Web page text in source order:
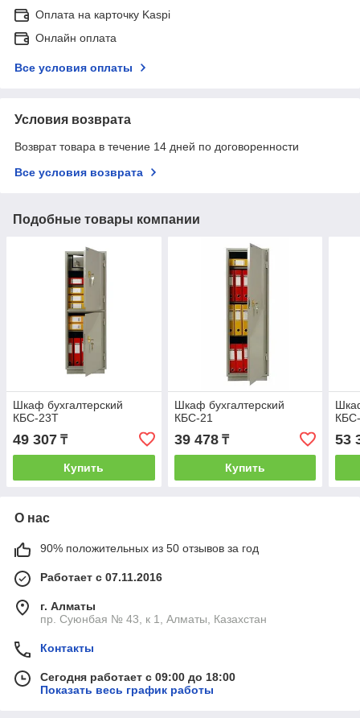
Оплата на карточку Kaspi
Онлайн оплата
Все условия оплаты
Условия возврата
Возврат товара в течение 14 дней по договоренности
Все условия возврата
Подобные товары компании
Шкаф бухгалтерский
КБС-23Т
49 307 ₸
Купить
Шкаф бухгалтерский
КБС-21
39 478₸
Купить
53
О нас
90% положительных из 50 отзывов за год
Работает с 07.11.2016
г. Алматы
пр. Суюнбая № 43, к 1, Алматы, Казахстан
Контакты
Сегодня работает с 09:00 до 18:00
Показать весь график работы